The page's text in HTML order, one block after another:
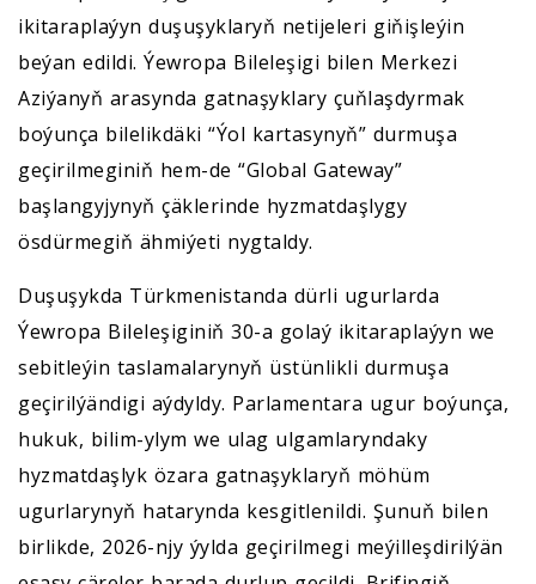
ikitaraplaýyn duşuşyklaryň netijeleri giňişleýin
beýan edildi. Ýewropa Bileleşigi bilen Merkezi
Aziýanyň arasynda gatnaşyklary çuňlaşdyrmak
boýunça bilelikdäki “Ýol kartasynyň” durmuşa
geçirilmeginiň hem-de “Global Gateway”
başlangyjynyň çäklerinde hyzmatdaşlygy
ösdürmegiň ähmiýeti nygtaldy.
Duşuşykda Türkmenistanda dürli ugurlarda
Ýewropa Bileleşiginiň 30-a golaý ikitaraplaýyn we
sebitleýin taslamalarynyň üstünlikli durmuşa
geçirilýändigi aýdyldy. Parlamentara ugur boýunça,
hukuk, bilim-ylym we ulag ulgamlaryndaky
hyzmatdaşlyk özara gatnaşyklaryň möhüm
ugurlarynyň hatarynda kesgitlenildi. Şunuň bilen
birlikde, 2026-njy ýylda geçirilmegi meýilleşdirilýän